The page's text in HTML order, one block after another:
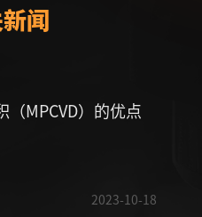
闻
MPCVD）的优点
2023-10-18